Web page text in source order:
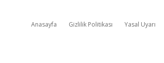
Anasayfa Gizlilik Politikası Yasal Uyarı